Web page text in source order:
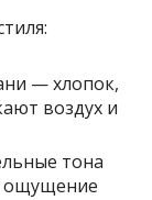
— хлопок,
воздух и
тона
ощущение